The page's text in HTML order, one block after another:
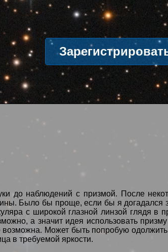
до наблюдений с призмой. После
Было бы проще, если бы я догадался
с широкой глазной линзой глядя
а значит идея использовать
Может быть попробую
в требуемой яркости.